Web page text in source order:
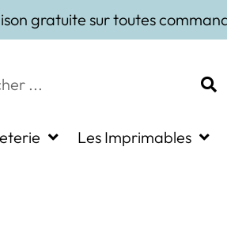
gratuite sur toutes
Les Imprimables